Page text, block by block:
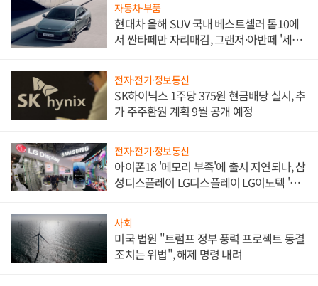
자동차·부품
현대차 올해 SUV 국내 베스트셀러 톱10에
서 싼타페만 자리매김, 그랜저·아반떼 '세단
전자·전기·정보통신
SK하이닉스 1주당 375원 현금배당 실시, 추
가 주주환원 계획 9월 공개 예정
전자·전기·정보통신
아이폰18 '메모리 부족'에 출시 지연되나, 삼
성디스플레이 LG디스플레이 LG이노텍 '탈
사회
미국 법원 "트럼프 정부 풍력 프로젝트 동결
조치는 위법", 해제 명령 내려